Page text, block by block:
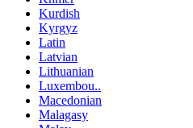
Kurdish
Kyrgyz
Latin
Latvian
Lithuanian
Luxembou..
Macedonian
Malagasy